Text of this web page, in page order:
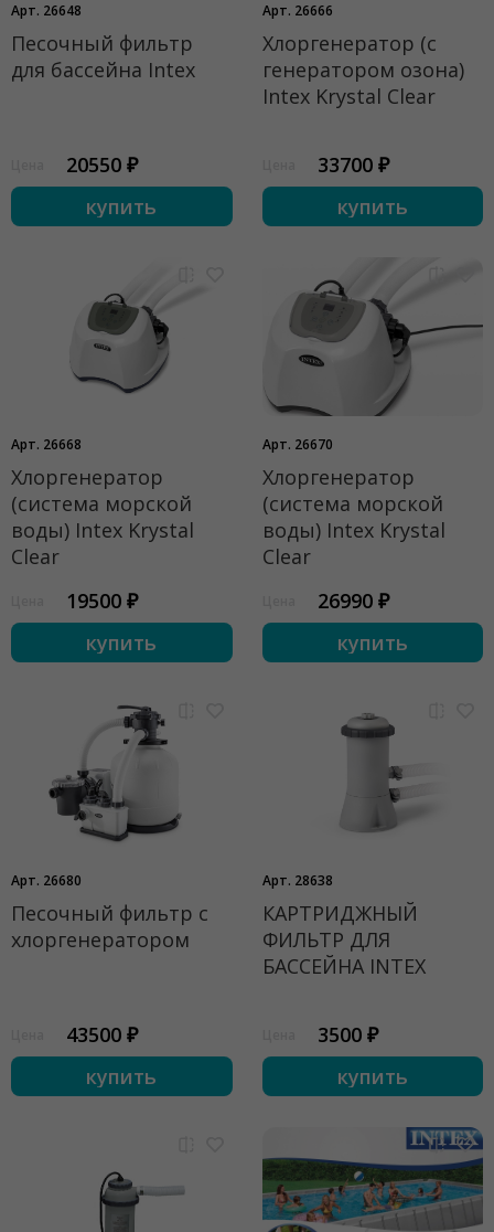
Арт. 26648
Песочный фильтр
для бассейна Intex
20550 ₽
купить
Арт. 26666
Хлоргенератор (с
генератором озона)
Intex Krystal Clear
33700 ₽
купить
Арт. 26668
Хлоргенератор
(система морской
воды) Intex Krystal
Clear
19500 ₽
купить
Арт. 26670
Хлоргенератор
(система морской
воды) Intex Krystal
Clear
26990 ₽
купить
Арт. 26680
Песочный фильтр с
хлоргенератором
43500 ₽
купить
Арт. 28638
КАРТРИДЖНЫЙ
ФИЛЬТР ДЛЯ
БАССЕЙНА INTEX
3500 ₽
купить